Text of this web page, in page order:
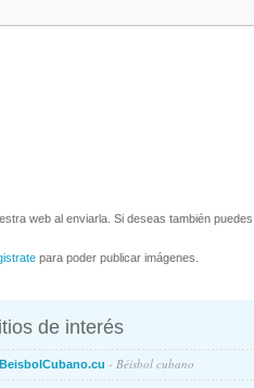
web al enviarla. Si deseas también
para poder publicar imágenes.
de interés
BeisbolCubano.cu - Béisbol cubano